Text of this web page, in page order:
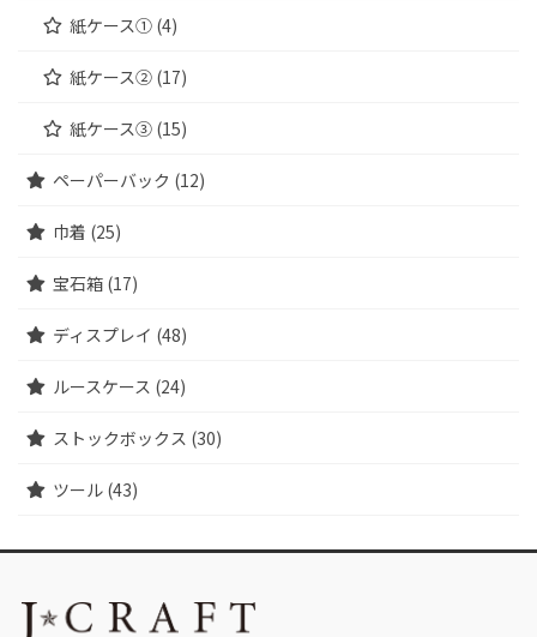
紙ケース① (4)
紙ケース② (17)
紙ケース③ (15)
ペーパーバック (12)
巾着 (25)
宝石箱 (17)
ディスプレイ (48)
ルースケース (24)
ストックボックス (30)
ツール (43)